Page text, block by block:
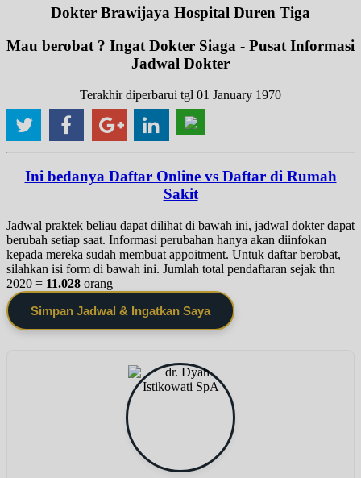
Dokter Brawijaya Hospital Duren Tiga
Mau berobat ? Ingat Dokter Siaga - Pusat Informasi
Jadwal Dokter
Terakhir diperbarui tgl 01 January 1970
Ini bedanya Daftar Online vs Daftar di Rumah
Sakit
Jadwal praktek beliau dapat dilihat di bawah ini, jadwal dokter dapat
berubah setiap saat. Informasi perubahan hanya akan diinfokan
kepada mereka sudah membuat appoitment. Untuk daftar berobat,
silahkan isi form di bawah ini. Jumlah total pendaftaran sejak thn
2020 = 11.028 orang
Simpan Jadwal & Ingatkan Saya